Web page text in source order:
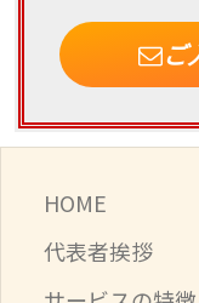
ご
HOME
代表者挨拶